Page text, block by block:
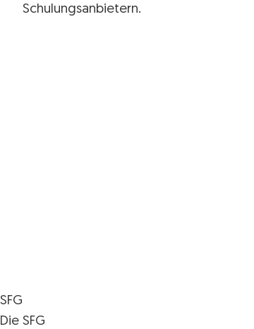
Schulungsanbietern.
SFG
Die SFG